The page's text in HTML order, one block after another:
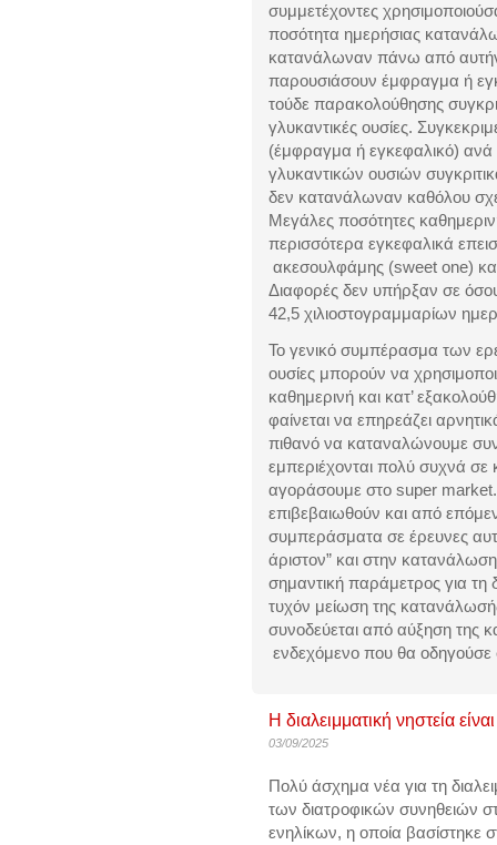
συμμετέχοντες
ποσότητα ημερήσιας
κατανάλωναν πάνω από αυτήν
παρουσιάσουν έμφραγμα ή
τούδε παρακολούθησης
γλυκαντικές ουσίες.
(έμφραγμα ή εγκεφαλικό)
γλυκαντικών ουσιών
δεν κατανάλωναν καθόλου
Μεγάλες ποσότητες
περισσότερα εγκεφαλικά
ακεσουλφάμης (sweet one)
Διαφορές δεν υπήρξαν σε
42,5 χιλιοστογραμμαρίων
Το γενικό συμπέρασμα των
ουσίες μπορούν να
καθημερινή και κατ’
φαίνεται να επηρεάζει
πιθανό να καταναλώνουμε
εμπεριέχονται πολύ συχνά
αγοράσουμε στο super
επιβεβαιωθούν και από
συμπεράσματα σε έρευνες
άριστον” και στην
σημαντική παράμετρος για τη
τυχόν μείωση της
συνοδεύεται από αύξηση της
ενδεχόμενο που θα
Η διαλειμματική νηστεία
03/09/2025
Πολύ άσχημα νέα για τη
των διατροφικών συνηθειών
ενηλίκων, η οποία βασίστηκε